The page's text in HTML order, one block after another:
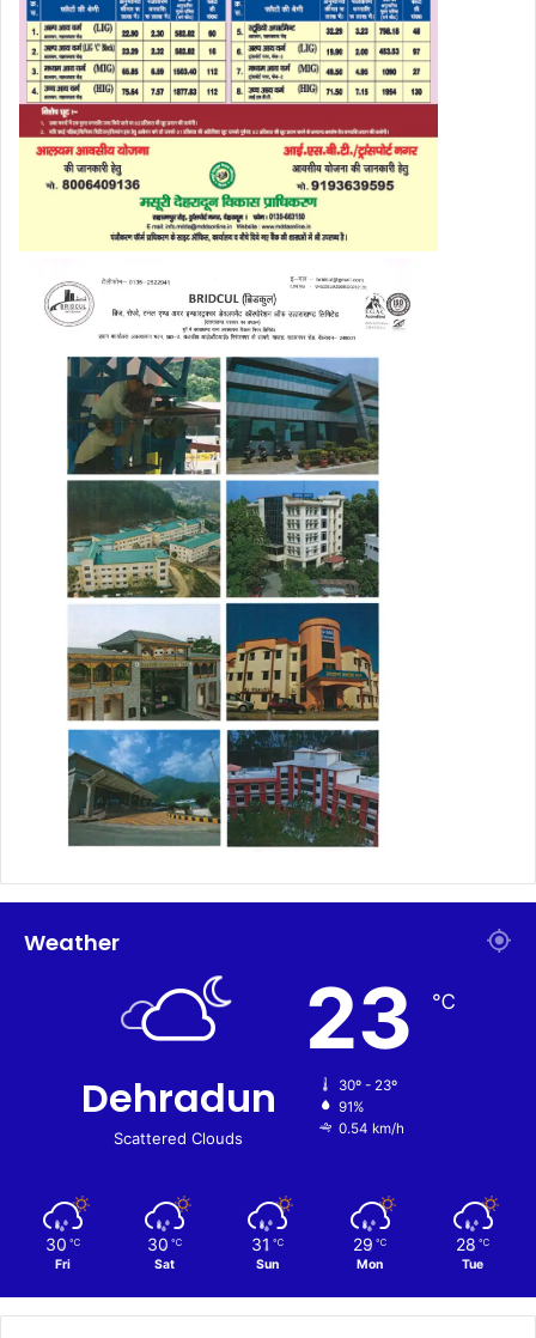
Weather
Dehradun
Scattered Clouds
23 ℃
30º - 23º
91%
0.54 km/h
30 ℃
Fri
30 ℃
Sat
31 ℃
Sun
29 ℃
Mon
28 ℃
Tue